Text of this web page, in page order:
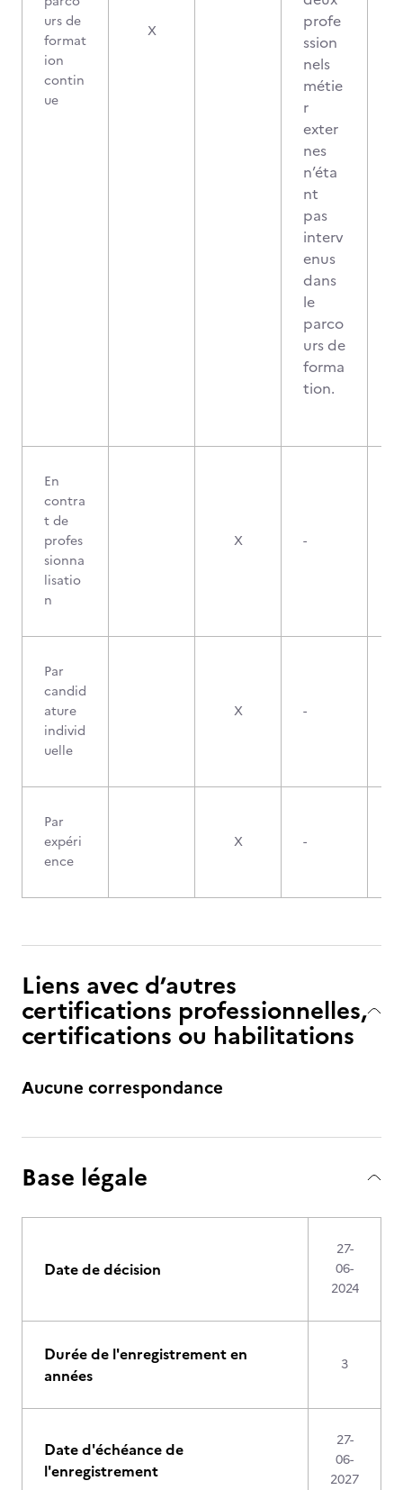
urs de
format
ion
contin
ue
X
profe
ssion
nels
métie
r
exter
nes
n’éta
nt
pas
interv
enus
dans
le
parco
urs de
forma
tion.
En
contra
t de
profes
sionna
lisatio
n
X -
Par
candid
ature
individ
uelle
X -
Par
expéri
ence
X -
Liens avec d’autres
certifications professionnelles,
certifications ou habilitations
Aucune correspondance
Base légale
Date de décision
27-
06-
2024
Durée de l'enregistrement en
années
3
Date d'échéance de
l'enregistrement
27-
06-
2027